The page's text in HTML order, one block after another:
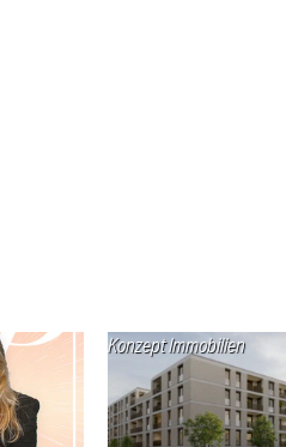
Konzept Immobilien